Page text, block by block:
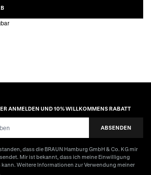
ANMELDEN UND 10% WILLKOMMENS RABATT
ABSENDEN
dass die BRAUN Hamburg GmbH & Co. KG mir
Mir ist bekannt, dass ich meine Einwilligung
Weitere Informationen zur Verwendung meiner